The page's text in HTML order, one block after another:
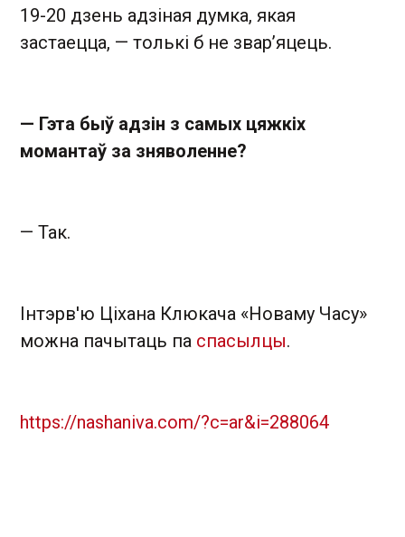
19-20 дзень адзіная думка, якая
застаецца, — толькі б не звар’яцець.
— Гэта быў адзін з самых цяжкіх
момантаў за зняволенне?
— Так.
Інтэрв'ю Ціхана Клюкача «Новаму Часу»
можна пачытаць па спасылцы.
https://nashaniva.com/?c=ar&i=288064